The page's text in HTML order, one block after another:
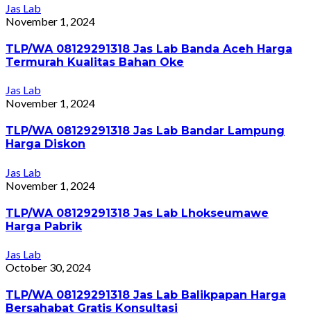
Jas Lab
November 1, 2024
TLP/WA 08129291318 Jas Lab Banda Aceh Harga
Termurah Kualitas Bahan Oke
Jas Lab
November 1, 2024
TLP/WA 08129291318 Jas Lab Bandar Lampung
Harga Diskon
Jas Lab
November 1, 2024
TLP/WA 08129291318 Jas Lab Lhokseumawe
Harga Pabrik
Jas Lab
October 30, 2024
TLP/WA 08129291318 Jas Lab Balikpapan Harga
Bersahabat Gratis Konsultasi